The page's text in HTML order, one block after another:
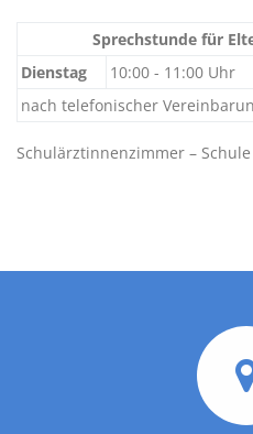
Sprechstunde für
Dienstag
10:00 - 11:00 Uhr
nach telefonischer
Schulärztinnenzimmer – Schule